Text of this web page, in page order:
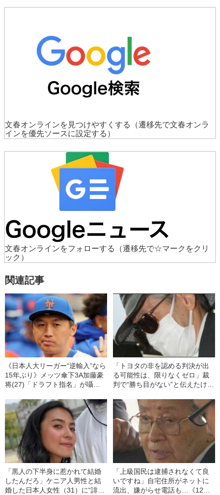
文春オンラインを見つけやすくする
（遷移先で文春オンラ
インを優先ソースに設定する）
文春オンラインをフォローする
（遷移先で☆マークをクリ
ック）
関連記事
《日本人大リーガー“逆輸入”なら
15年ぶり》メッツ傘下3A加藤豪
将(27)「ドラフト指名」が囁か
え!?【日ハム、阪神も興味か】
「トヨタの非を認める判決が出
る可能性は、限りなくゼロ」裁
判で“勝ち目がない”と伝えたけれ
幸三を説得できなかった「長男
の葛藤」
「黒人の下半身に惹かれて結婚
したんだろ」ケニア人男性と結
婚した日本人女性（31）に“誹謗
「上級国民は逮捕されなくて良
いですね」自宅住所がネットに
流出、嫌がらせ電話も…《12人